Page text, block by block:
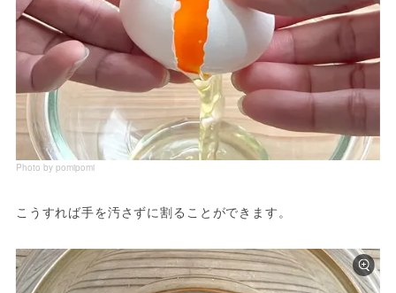
Photo by pomipomi
こうすれば手を汚さずに割ることができます。